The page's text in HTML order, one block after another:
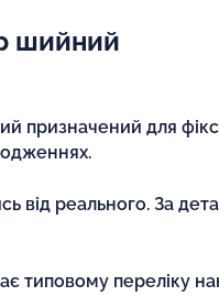
шийний
призначений для
від реального. За
типовому переліку